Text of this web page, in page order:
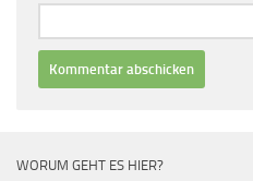
WORUM GEHT ES HIER?